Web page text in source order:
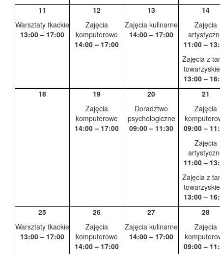
11
Warsztaty tkackie
13:00 – 17:00
12
Zajęcia
komputerowe
14:00 – 17:00
13
Zajęcia kulinarne
14:00 – 17:00
14
Zajęcia
11:00 –
Zajęcia z
13:00 –
18
19
Zajęcia
komputerowe
14:00 – 17:00
20
Doradztwo
psychologiczne
09:00 – 11:30
21
Zajęcia
09:00 –
Zajęcia
11:00 –
Zajęcia z
13:00 –
25
Warsztaty tkackie
13:00 – 17:00
26
Zajęcia
komputerowe
14:00 – 17:00
27
Zajęcia kulinarne
14:00 – 17:00
28
Zajęcia
09:00 –